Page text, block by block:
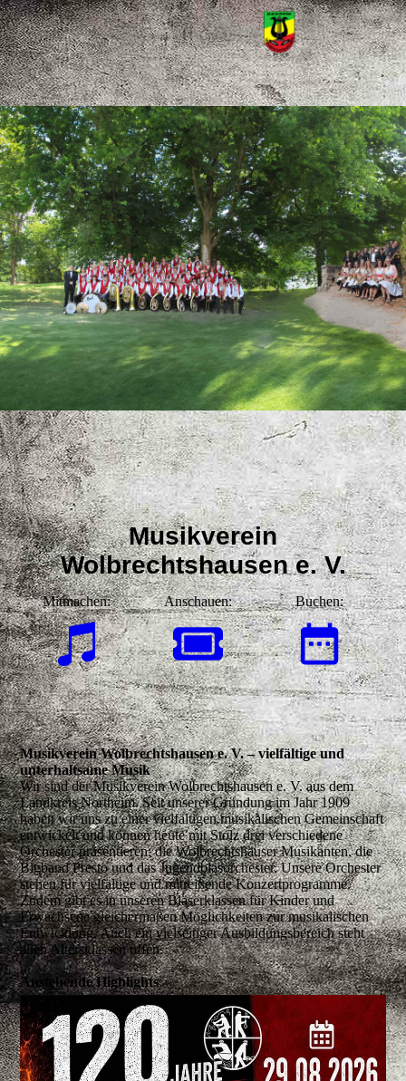
Musikverein
Wolbrechtshausen e. V.
Mitmachen: Anschauen: Buchen:
Musikverein Wolbrechtshausen e. V. – vielfältige und
unterhaltsame Musik
Wir sind der Musikverein Wolbrechtshausen e. V. aus dem
Landkreis Northeim. Seit unserer Gründung im Jahr 1909
haben wir uns zu einer vielfältigen musikalischen Gemeinschaft
entwickelt und können heute mit Stolz drei verschiedene
Orchester präsentieren: die Wolbrechtshäuser Musikanten, die
Bigband Presto und das Jugendblasorchester. Unsere Orchester
stehen für vielfältige und mitreißende Konzertprogramme.
Zudem gibt es in unseren Bläserklassen für Kinder und
Erwachsene gleichermaßen Möglichkeiten zur musikalischen
Entwicklung. Auch ein vielseitiger Ausbildungsbereich steht
allen Altersklassen offen.
Anstehende Highlights